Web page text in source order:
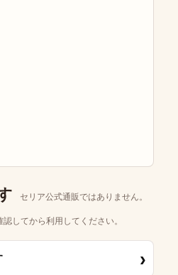
セリア公式通販ではありません。
してから利用してください。
›